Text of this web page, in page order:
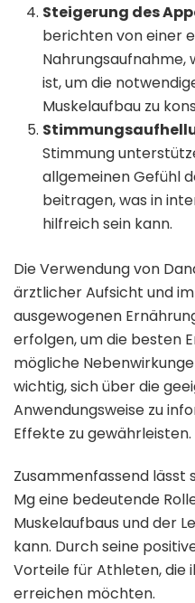
Steigerung des
berichten von einer
Nahrungsaufnahme,
ist, um die
Muskelaufbau zu
Stimmung
allgemeinen Gefühl
beitragen, was in
hilfreich sein kann.
Die Verwendung von
ärztlicher Aufsicht und
ausgewogenen
erfolgen, um die besten
mögliche
wichtig, sich über die
Anwendungsweise zu
Effekte zu gewährleisten.
Zusammenfassend lässt
Mg eine bedeutende
Muskelaufbaus und der
kann. Durch seine
Vorteile für Athleten, die
erreichen möchten.